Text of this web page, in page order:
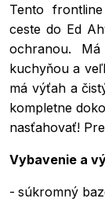
Tento
ceste do Ed
ochranou.
kuchyňou a
má výťah a
kompletne
nasťahovať!
Vybavenie a
- súkromný